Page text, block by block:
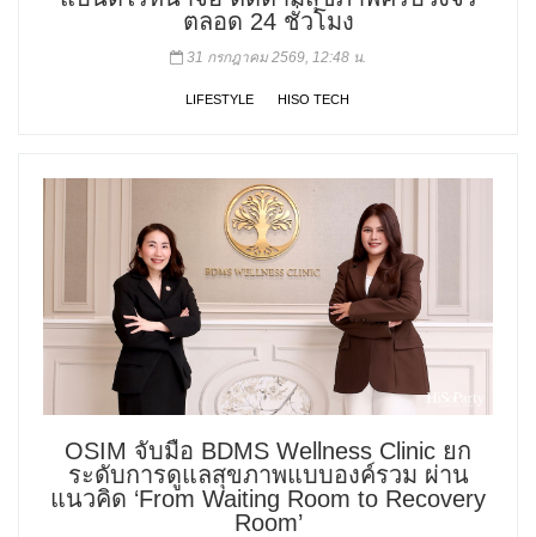
ตลอด 24 ชั่วโมง
31 กรกฎาคม 2569, 12:48 น.
LIFESTYLE HISO TECH
OSIM จับมือ BDMS Wellness Clinic ยก
ระดับการดูแลสุขภาพแบบองค์รวม ผ่าน
แนวคิด ‘From Waiting Room to Recovery
Room’